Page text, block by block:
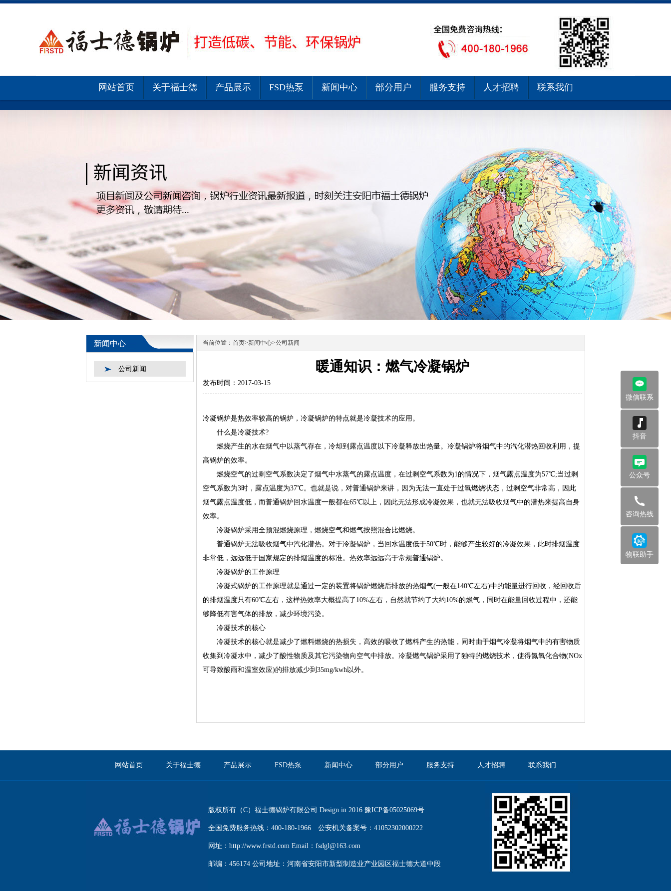
网站首页 关于福士德 产品展示 FSD热泵 新闻中心 部分用户 服务支持 人才招聘 联系我们
新闻中心
公司新闻
当前位置： 首页>新闻中心>公司新闻
暖通知识：燃气冷凝锅炉
发布时间：2017-03-15
冷凝锅炉是热效率较高的锅炉，冷凝锅炉的特点就是冷凝技术的应用。
什么是冷凝技术?
燃烧产生的水在烟气中以蒸气存在，冷却到露点温度以下冷凝释放出热量。冷凝锅炉将烟气中的汽化潜热回收利用，提
高锅炉的效率。
燃烧空气的过剩空气系数决定了烟气中水蒸气的露点温度，在过剩空气系数为1的情况下，烟气露点温度为57℃;当过剩
空气系数为3时，露点温度为37℃。也就是说，对普通锅炉来讲，因为无法一直处于过氧燃烧状态，过剩空气非常高，因此
烟气露点温度低，而普通锅炉回水温度一般都在65℃以上，因此无法形成冷凝效果，也就无法吸收烟气中的潜热来提高自身
效率。
冷凝锅炉采用全预混燃烧原理，燃烧空气和燃气按照混合比燃烧。
普通锅炉无法吸收烟气中汽化潜热。对于冷凝锅炉，当回水温度低于50℃时，能够产生较好的冷凝效果，此时排烟温度
非常低，远远低于国家规定的排烟温度的标准。热效率远远高于常规普通锅炉。
冷凝锅炉的工作原理
冷凝式锅炉的工作原理就是通过一定的装置将锅炉燃烧后排放的热烟气(一般在140℃左右)中的能量进行回收，经回收后
的排烟温度只有60℃左右，这样热效率大概提高了10%左右，自然就节约了大约10%的燃气，同时在能量回收过程中，还能
够降低有害气体的排放，减少环境污染。
冷凝技术的核心
冷凝技术的核心就是减少了燃料燃烧的热损失，高效的吸收了燃料产生的热能，同时由于烟气冷凝将烟气中的有害物质
收集到冷凝水中，减少了酸性物质及其它污染物向空气中排放。冷凝燃气锅炉采用了独特的燃烧技术，使得氮氧化合物(NOx
可导致酸雨和温室效应)的排放减少到35mg/kwh以外。
网站首页 关于福士德 产品展示 FSD热泵 新闻中心 部分用户 服务支持 人才招聘 联系我们
版权所有（C）福士德锅炉有限公司 Design in 2016 豫ICP备05025069号
全国免费服务热线：400-180-1966 公安机关备案号：41052302000222
网址： http://www.frstd.com Email：fsdgl@163.com
邮编：456174 公司地址：河南省安阳市新型制造业产业园区福士德大道中段
微信联系
抖音
公众号
咨询热线
物联助手